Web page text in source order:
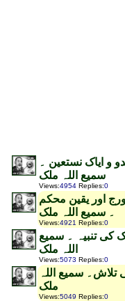
و ایاک نستعین ۔
سمیع اللہ ملک
Views:4954 Replies:0
اور یقین محکم
۔ سمیع اللہ ملک
Views:4921 Replies:0
کی تنبیہ ۔ سمیع
اللہ ملک
Views:5073 Replies:0
تلاش۔ سمیع اللہ
ملک
Views:5049 Replies:0